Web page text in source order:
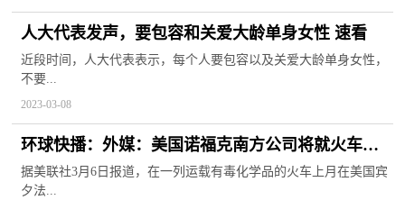
人大代表发声，要包容和关爱大龄单身女性 速看
近段时间，人大代表表示，每个人要包容以及关爱大龄单身女性，
不要...
2023-03-08
环球快播：外媒：美国诺福克南方公司将就火车脱
轨事故赔偿数百万美元
据美联社3月6日报道，在一列运载有毒化学品的火车上月在美国宾
夕法...